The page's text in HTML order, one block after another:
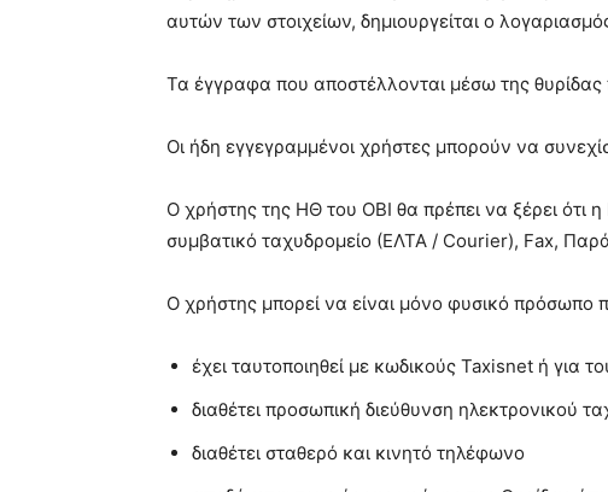
αυτών των στοιχείων, δημιουργείται ο
Τα έγγραφα που αποστέλλονται μέσω της
Οι ήδη εγγεγραμμένοι χρήστες μπορούν να
Ο χρήστης της ΗΘ του ΟΒΙ θα πρέπει να ξέρει ότι
συμβατικό ταχυδρομείο (ΕΛΤΑ / Courier), Fax,
Ο χρήστης μπορεί να είναι μόνο φυσικό πρόσωπο
έχει ταυτοποιηθεί με κωδικούς Taxisnet ή για
διαθέτει προσωπική διεύθυνση ηλεκτρονικού
διαθέτει σταθερό και κινητό τηλέφωνο